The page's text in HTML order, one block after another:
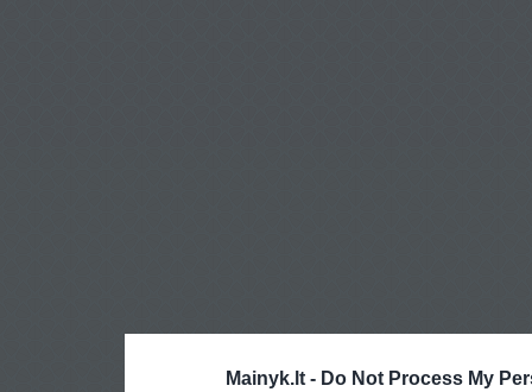
Mainyk.lt - Do Not Process My